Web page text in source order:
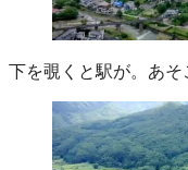
下を覗くと駅が。あそ